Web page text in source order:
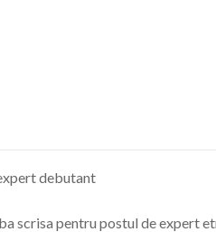
debutant
scrisa pentru postul de expert